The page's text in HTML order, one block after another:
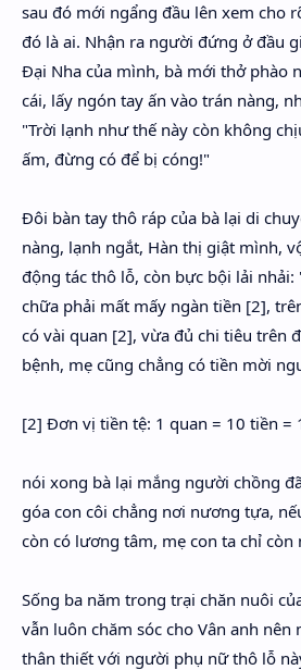
sau đó mới ngẩng đầu lên xem cho
đó là ai. Nhận ra người đứng ở đầu
Đại Nha của mình, bà mới thở phào
cái, lấy ngón tay ấn vào trán nàng,
"Trời lạnh như thế này còn không
ấm, đừng có để bị cóng!"
Đôi bàn tay thô ráp của bà lại di
nàng, lạnh ngắt, Hàn thị giật mình,
động tác thô lỗ, còn bực bội lải
chữa phải mất mấy ngàn tiền [2],
có vài quan [2], vừa đủ chi tiêu trên
bệnh, mẹ cũng chẳng có tiền mời
[2] Đơn vị tiền tệ: 1 quan = 10 tiền =
nói xong bà lại mắng người chồng
góa con côi chẳng nơi nương tựa,
còn có lương tâm, mẹ con ta chỉ
Sống ba năm trong trại chăn nuôi
vẫn luôn chăm sóc cho Vân anh nên
thân thiết với người phụ nữ thô lỗ